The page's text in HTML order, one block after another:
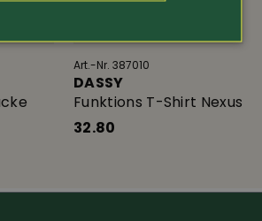
Art.-Nr. 387010
DASSY
Funktions T-Shirt Nexus
32.80